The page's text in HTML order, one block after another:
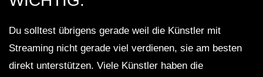
Du solltest übrigens gerade weil die Künstler mit
Streaming nicht gerade viel verdienen, sie am besten
direkt unterstützen. Viele Künstler haben die